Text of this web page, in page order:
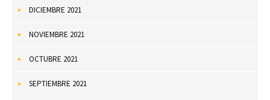
DICIEMBRE 2021
NOVIEMBRE 2021
OCTUBRE 2021
SEPTIEMBRE 2021